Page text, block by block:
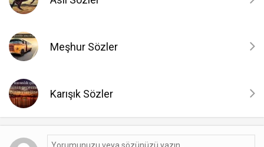
Meşhur Sözler
Karışık Sözler